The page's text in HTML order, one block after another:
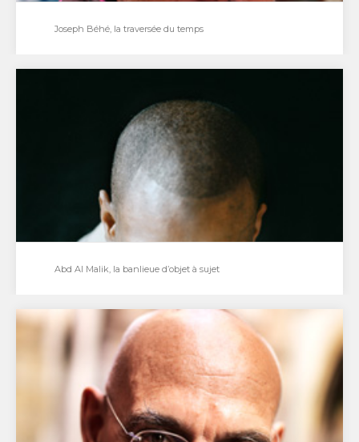
Le dessinateur strasbourgeois Joseph Béhé est
revenu cet été sur le devant de la scène grâce…
Joseph Béhé, la traversée du temps
Abd Al Malik, la banlieue d’objet à sujet
Pour son deuxième ouvrage, Abd Al Malik nous
replonge au cœur de la cité avec La…
Abd Al Malik, la banlieue d’objet à sujet